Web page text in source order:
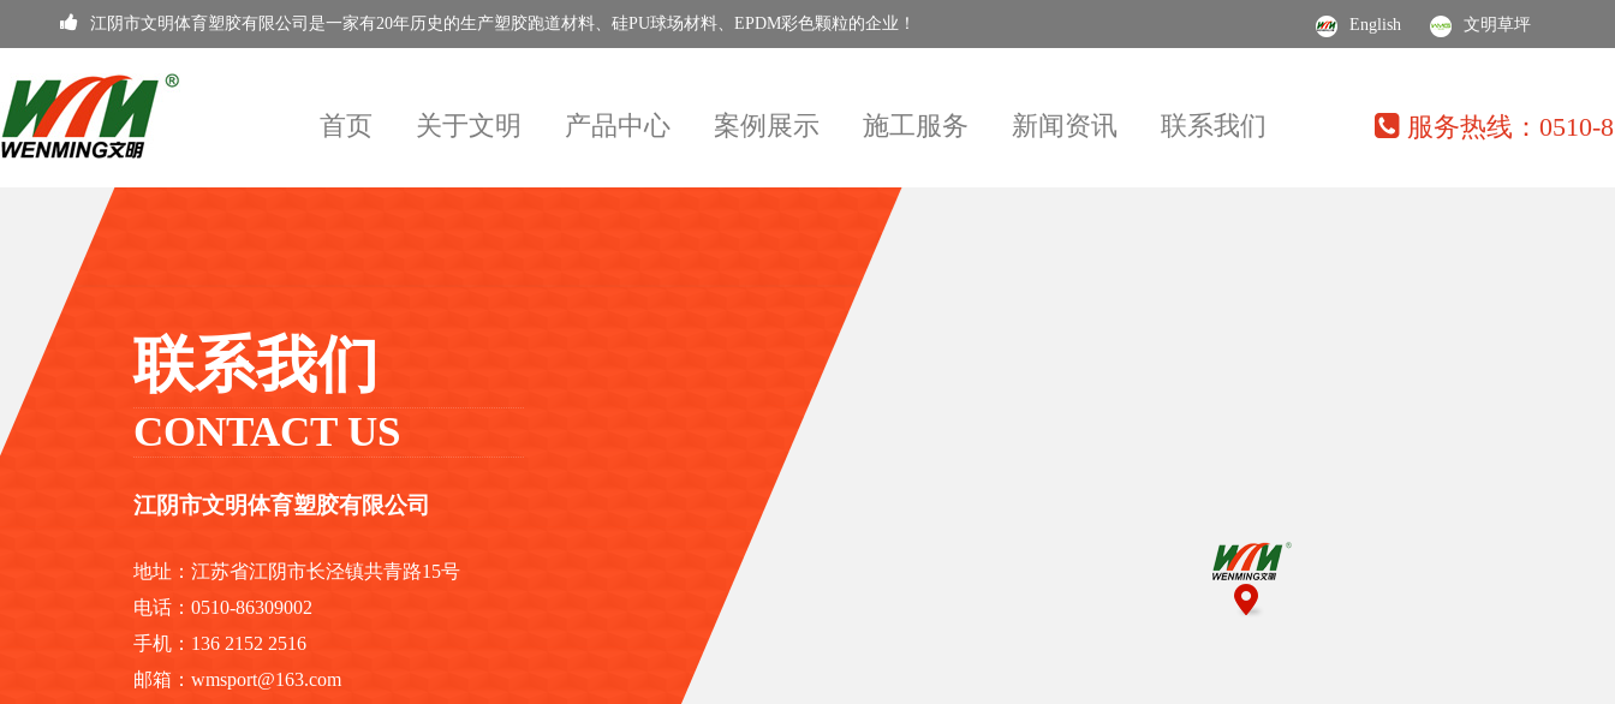
江阴市文明体育塑胶有限公司是一家有20年历史的生产塑胶跑道材料、硅PU球场材料、EPDM彩色颗粒的企业！ English 文明草坪
首页 关于文明 产品中心 案例展示 施工服务 新闻资讯 联系我们 服务热线：0510-
联系我们
CONTACT US
江阴市文明体育塑胶有限公司
地址：江苏省江阴市长泾镇共青路15号
电话：0510-86309002
手机：136 2152 2516
邮箱：wmsport@163.com